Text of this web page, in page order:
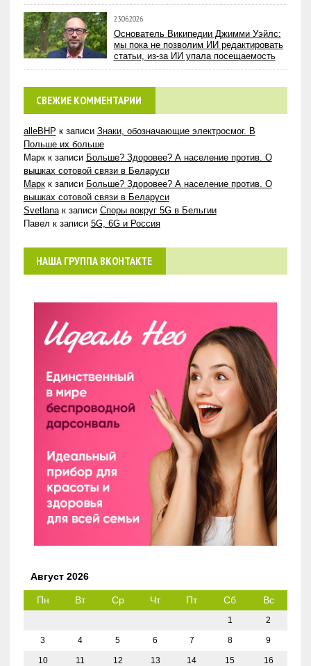
23.06.2026
Основатель Википедии Джимми Уэйлс:
мы пока не позволим ИИ редактировать
статьи, из-за ИИ упала посещаемость
СВЕЖИЕ КОММЕНТАРИИ
alleBHP к записи Знаки, обозначающие электросмог. В
Польше их больше
Маркк записи Больше? Здоровее? А население против. О
вышках сотовой связи в Беларуси
Маркк записи Больше? Здоровее? А население против. О
вышках сотовой связи в Беларуси
Svetlanaк записи Споры вокруг 5G в Бельгии
Павел к записи 5G, 6G и Россия
НАША ГРУППА ВКОНТАКТЕ
Август 2026
Пн Вт Ср Чт Пт Сб Вс
1 2
3 4 5 6 7 8 9
10 11 12 13 14 15 16